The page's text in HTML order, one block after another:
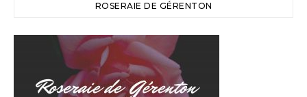
ROSERAIE DE GÉRENTON